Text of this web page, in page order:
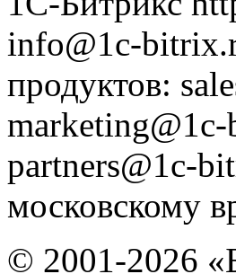
info@1c-
продуктов:
partners@1c-
московскому
© 2001-2026